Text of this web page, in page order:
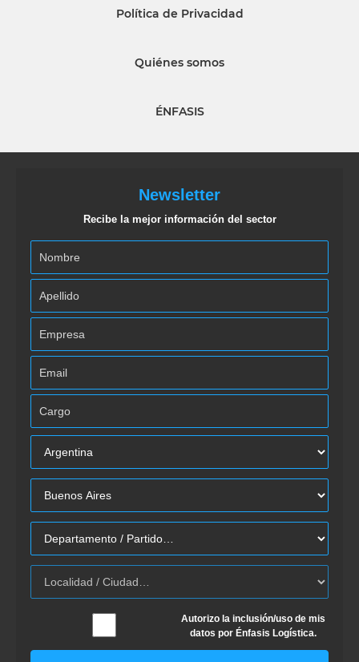
Política de Privacidad
Quiénes somos
ÉNFASIS
Newsletter
Recibe la mejor información del sector
Autorizo la inclusión/uso de mis
datos por Énfasis Logística.